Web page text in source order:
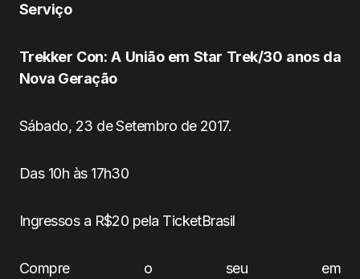
Serviço
Trekker Con: A União em Star Trek/30 anos da
Nova Geração
Sábado, 23 de Setembro de 2017.
Das 10h às 17h30
Ingressos a R$20 pela TicketBrasil
Compre o seu em